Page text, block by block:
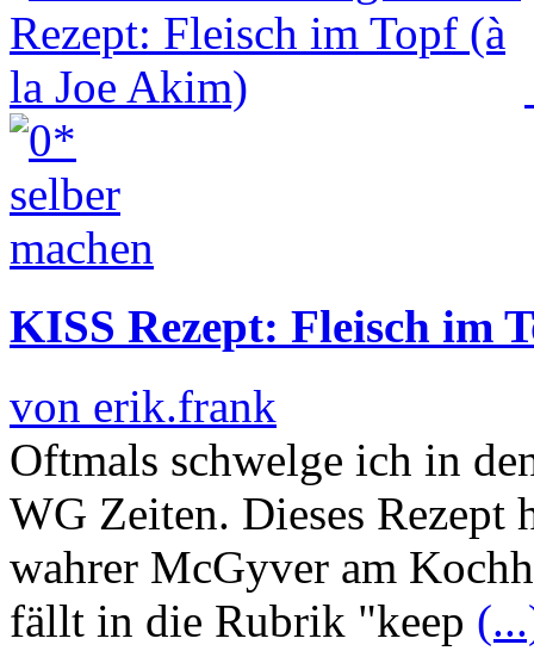
KISS Rezept: Fleisch im
von erik.frank
Oftmals schwelge ich in
WG Zeiten. Dieses Rezept
wahrer McGyver am
fällt in die Rubrik "keep